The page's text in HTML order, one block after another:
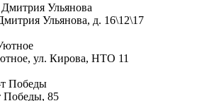
Ульянова
Ульянова, д. 16\12\17
ул. Кирова, НТО 11
т Победы
Победы, 85